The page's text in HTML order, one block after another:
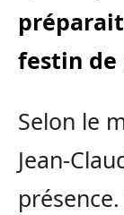
festin de
Selon le
Jean-